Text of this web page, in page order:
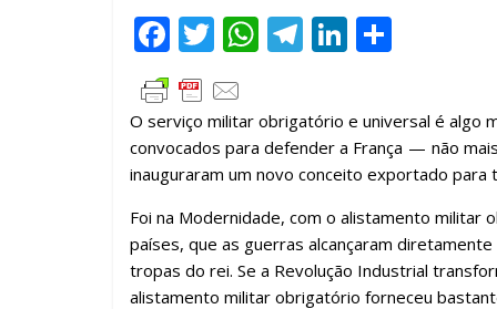
F
ac
e
b
o
o
k
T
w
itt
er
W
at
s
A
p
p
T
e
gr
a
m
Li
e
dI
n
p
ar
til
h
ar
O serviço militar obrigatório e universal é algo
convocados para defender a França — não
inauguraram um novo conceito exportado para
Foi na Modernidade, com o alistamento militar
países, que as guerras alcançaram
tropas do rei. Se a Revolução Industrial
alistamento militar obrigatório forneceu